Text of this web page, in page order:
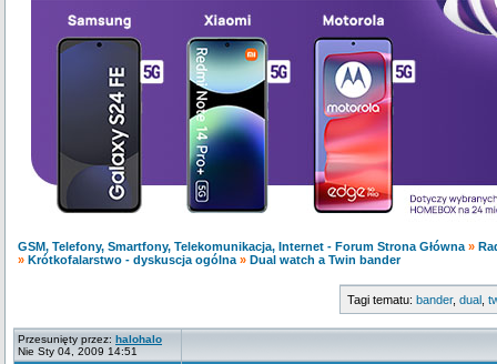
GSM, Telefony, Smartfony, Telekomunikacja, Internet - Forum Strona Główna »
» Krótkofalarstwo - dyskuscja ogólna » Dual watch a Twin bander
Tagi tematu: bander, dual,
Przesunięty przez: halohalo
Nie Sty 04, 2009 14:51